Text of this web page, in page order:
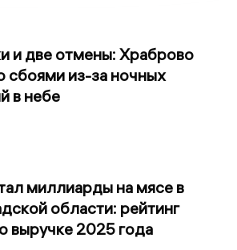
и две отмены: Храброво
сбоями из-за ночных
в небе
миллиарды на мясе в
области: рейтинг
выручке 2025 года